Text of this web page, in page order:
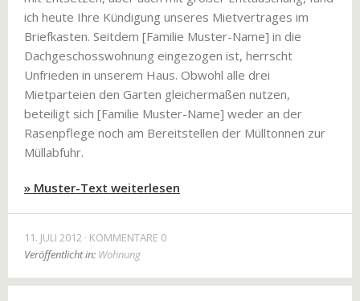
ich heute Ihre Kündigung unseres Mietvertrages im
Briefkasten. Seitdem [Familie Muster-Name] in die
Dachgeschosswohnung eingezogen ist, herrscht
Unfrieden in unserem Haus. Obwohl alle drei
Mietparteien den Garten gleichermaßen nutzen,
beteiligt sich [Familie Muster-Name] weder an der
Rasenpflege noch am Bereitstellen der Mülltonnen zur
Müllabfuhr.
» Muster-Text weiterlesen
11. JULI 2012 KOMMENTARE 0
Veröffentlicht in: Wohnung